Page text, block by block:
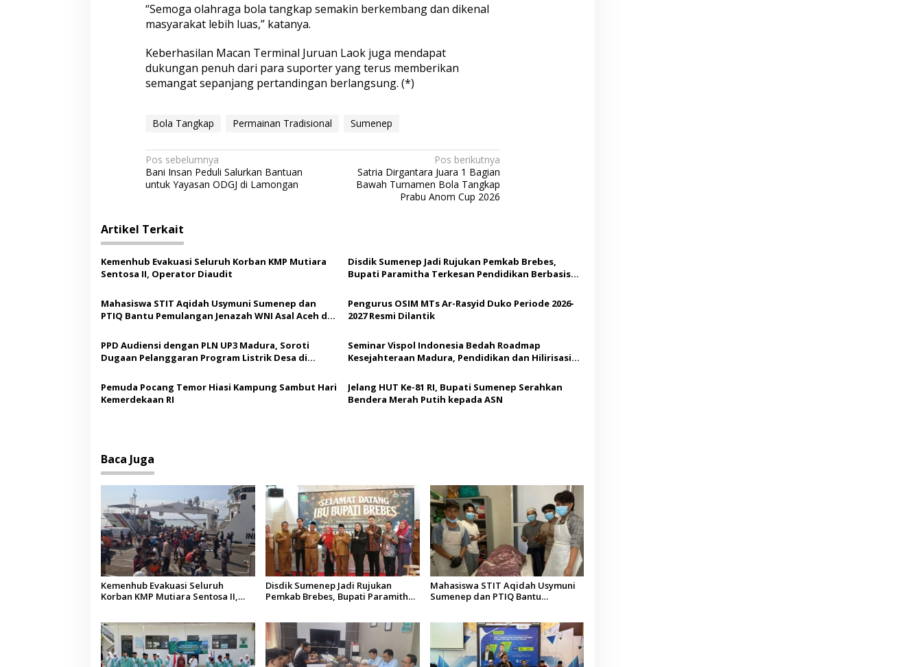
“Semoga olahraga bola tangkap semakin berkembang dan dikenal
masyarakat lebih luas,” katanya.
Keberhasilan Macan Terminal Juruan Laok juga mendapat
dukungan penuh dari para suporter yang terus memberikan
semangat sepanjang pertandingan berlangsung. (*)
Bola Tangkap Permainan Tradisional Sumenep
N
a
i
g
a
s
i
p
s
Pos sebelumnya
Bani Insan Peduli Salurkan Bantuan
untuk Yayasan ODGJ di Lamongan
Pos berikutnya
Satria Dirgantara Juara 1 Bagian
Bawah Turnamen Bola Tangkap
Prabu Anom Cup 2026
Artikel Terkait
Kemenhub Evakuasi Seluruh Korban KMP Mutiara
Sentosa II, Operator Diaudit
Disdik Sumenep Jadi Rujukan Pemkab Brebes,
Bupati Paramitha Terkesan Pendidikan Berbasis
Mahasiswa STIT Aqidah Usymuni Sumenep dan
PTIQ Bantu Pemulangan Jenazah WNI Asal Aceh di
Pengurus OSIM MTs Ar-Rasyid Duko Periode 2026-
2027 Resmi Dilantik
PPD Audiensi dengan PLN UP3 Madura, Soroti
Dugaan Pelanggaran Program Listrik Desa di
Seminar Vispol Indonesia Bedah Roadmap
Kesejahteraan Madura, Pendidikan dan Hilirisasi
Pemuda Pocang Temor Hiasi Kampung Sambut Hari
Kemerdekaan RI
Jelang HUT Ke-81 RI, Bupati Sumenep Serahkan
Bendera Merah Putih kepada ASN
Baca Juga
Kemenhub Evakuasi Seluruh
Korban KMP Mutiara Sentosa II,
Disdik Sumenep Jadi Rujukan
Pemkab Brebes, Bupati Paramitha
Mahasiswa STIT Aqidah Usymuni
Sumenep dan PTIQ Bantu